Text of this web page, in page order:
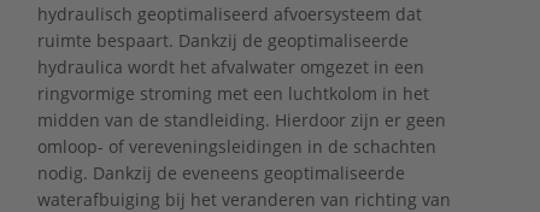
hydraulisch geoptimaliseerd afvoersysteem dat
ruimte bespaart. Dankzij de geoptimaliseerde
hydraulica wordt het afvalwater omgezet in een
ringvormige stroming met een luchtkolom in het
midden van de standleiding. Hierdoor zijn er geen
omloop- of vereveningsleidingen in de schachten
nodig. Dankzij de eveneens geoptimaliseerde
waterafbuiging bij het veranderen van richting van